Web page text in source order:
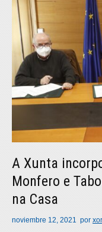
A Xunta
Monfero e
na Casa
noviembre 12, 2021 por